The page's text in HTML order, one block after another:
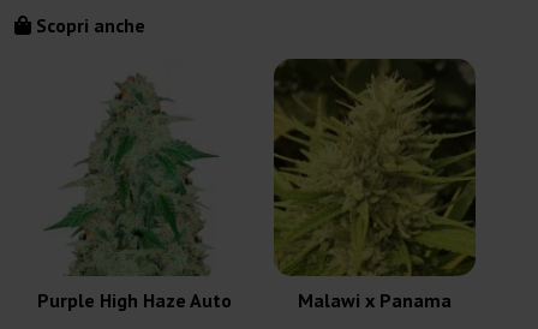
Scopri anche
Purple High Haze Auto Malawi x Panama